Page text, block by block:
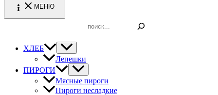
МЕНЮ
ХЛЕБ
Лепешки
ПИРОГИ
Мясные пироги
Пироги несладкие